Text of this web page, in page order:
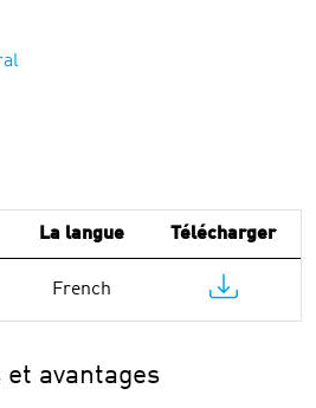
La langue Télécharger
French
avantages